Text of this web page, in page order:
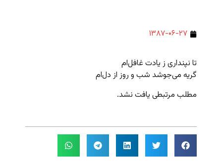
۱۳۸۷-۰۶-۲۷
تا نپنداری ز یادت غافل‌ام
گریه می‌جوشد شب و روز از دل‌ام
مطلب مرتبطی یافت نشد.